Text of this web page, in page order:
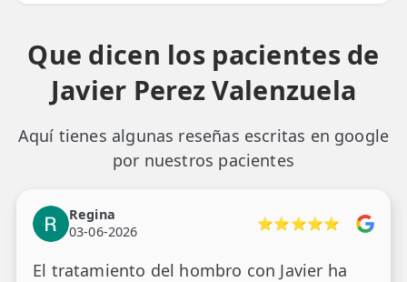
Que dicen los pacientes de
Javier Perez Valenzuela
Aquí tienes algunas reseñas escritas en google
por nuestros pacientes
Regina
03-06-2026
⭐⭐⭐⭐⭐
El tratamiento del hombro con Javier ha